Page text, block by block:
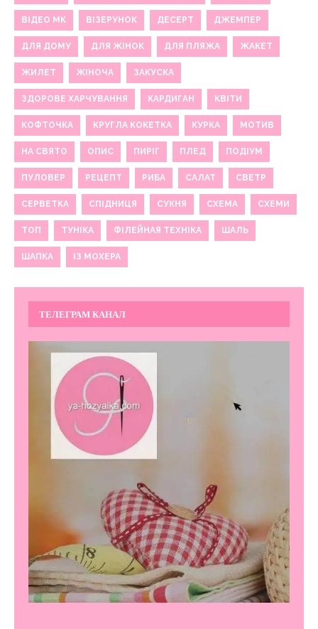
ВІДЕО МК ВІЗЕРУНОК ДЕСЕРТ ДЖЕМПЕР
ДЛЯ ДОМУ ДЛЯ ЖІНОК ДЛЯ ПЛЯЖА ЖАКЕТ
ЖИЛЕТ ЖІНОЧА ЗАКУСКА
ЗДОРОВЕ ХАРЧУВАННЯ КАРДИГАН КВІТИ
КОФТОЧКА КРУГЛА КОКЕТКА КУРКА МОТИВ
НА СВЯТО ОПИС ПИРІГ ПЛЕД ПОДІУМ
ПУЛОВЕР РЕЦЕПТ РИБА САЛАТ СВЕТР
СЕРВЕТКА СПІДНИЦЯ СУКНЯ СХЕМА СХЕМИ
ТОП ТУНІКА ФІЛЕЙНАЯ ТЕХНІКА ШАЛЬ
ШАПКА ІЗ МОХЕРА
ТЕЛЕГРАМ КАНАЛ